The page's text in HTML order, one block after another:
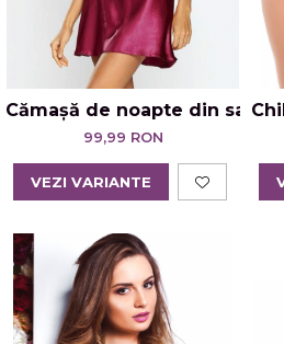
Cămașă de noapte din satin
99,99 RON
VEZI VARIANTE